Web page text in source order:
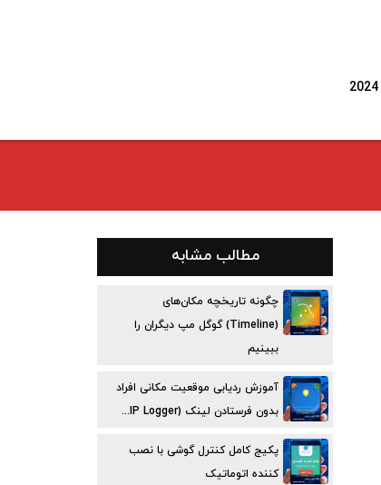
مطالب مشابه
چگونه تاریخچه مکان‌های
(Timeline) گوگل مپ دیگران را
ببینیم
آموزش ردیابی موقعیت مکانی افراد
بدون فرستادن لینک (IP Logger...
پکیج کامل کنترل گوشی با نصب
کننده اتوماتیک